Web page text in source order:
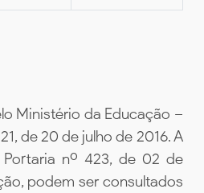
Ministério da Educação –
de 20 de julho de 2016. A
nº 423, de 02 de
podem ser consultados